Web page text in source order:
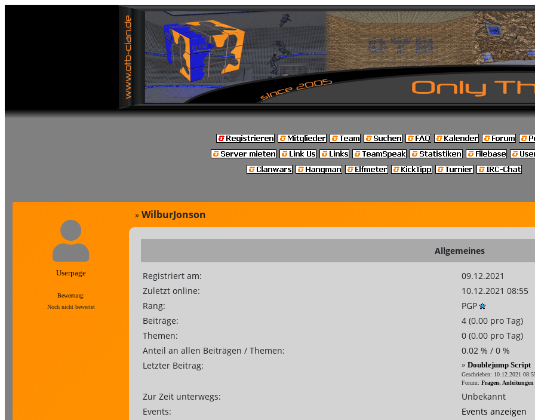
Userpage
Bewertung:
Noch nicht bewertet
»WilburJonson
Allgemeines
Registriert am:
09.12.2021
Zuletzt online:
10.12.2021 08:55
Rang:
PGP
Beiträge:
4 (0.00 pro Tag)
Themen:
0 (0.00 pro Tag)
Anteil an allen Beiträgen / Themen:
0.02 % / 0 %
Letzter Beitrag:
» Doublejump Script
Geschrieben: 10.12.2021
Forum: Fragen,
Zur Zeit unterwegs:
Unbekannt
Events:
Events anzeigen